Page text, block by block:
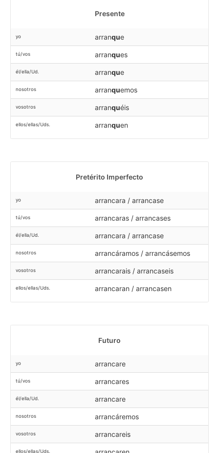
Presente
yo arranque
tú/vos arranques
él/ella/Ud. arranque
nosotros arranquemos
vosotros arranquéis
ellos/ellas/Uds. arranquen
Pretérito Imperfecto
yo arrancara / arrancase
tú/vos arrancaras / arrancases
él/ella/Ud. arrancara / arrancase
nosotros arrancáramos / arrancásemos
vosotros arrancarais / arrancaseis
ellos/ellas/Uds. arrancaran / arrancasen
Futuro
yo arrancare
tú/vos arrancares
él/ella/Ud. arrancare
nosotros arrancáremos
vosotros arrancareis
ellos/ellas/Uds.